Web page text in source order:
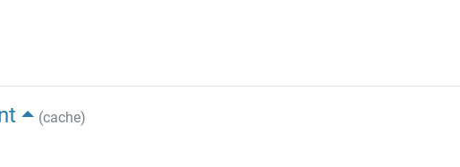
(cache)